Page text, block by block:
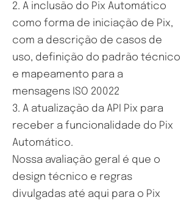
2. A inclusão do Pix Automático
como forma de iniciação de Pix,
com a descrição de casos de
uso, definição do padrão técnico
e mapeamento para a
mensagens ISO 20022
3. A atualização da API Pix para
receber a funcionalidade do Pix
Automático.
Nossa avaliação geral é que o
design técnico e regras
divulgadas até aqui para o Pix